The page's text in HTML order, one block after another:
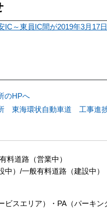
IC～東員IC間が2019年3月17
のHPへ
東海環状自動車道 工事進
料道路（営業中）
中）/一般有料道路（建設中）
スエリア）・PA（パーキン